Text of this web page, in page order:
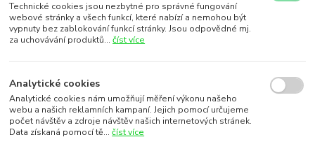
Technické cookies jsou nezbytné pro správné fungování
webové stránky a všech funkcí, které nabízí a nemohou být
vypnuty bez zablokování funkcí stránky. Jsou odpovědné mj.
za uchovávání produktů...číst více
Analytické cookies
Analytické cookies nám umožňují měření výkonu našeho
webu a našich reklamních kampaní. Jejich pomocí určujeme
počet návštěv a zdroje návštěv našich internetových stránek.
Data získaná pomocí tě...číst více